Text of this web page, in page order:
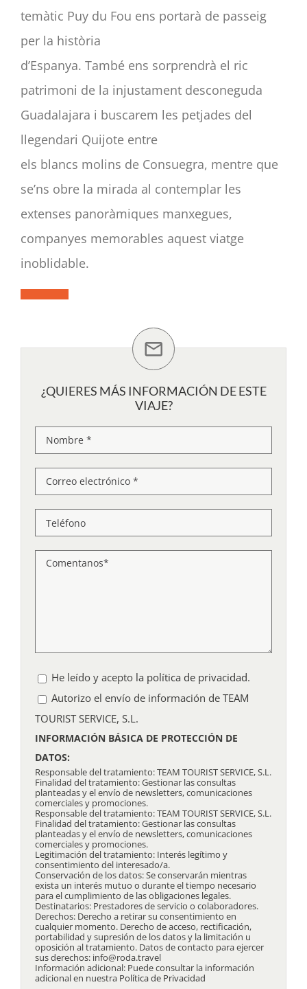
temàtic Puy du Fou ens portarà de passeig
per la història
d’Espanya. També ens sorprendrà el ric
patrimoni de la injustament desconeguda
Guadalajara i buscarem les petjades del
llegendari Quijote entre
els blancs molins de Consuegra, mentre que
se’ns obre la mirada al contemplar les
extenses panoràmiques manxegues,
companyes memorables aquest viatge
inoblidable.
¿QUIERES MÁS INFORMACIÓN DE ESTE
VIAJE?
He leído y acepto la política de privacidad.
Autorizo el envío de información de TEAM
TOURIST SERVICE, S.L.
INFORMACIÓN BÁSICA DE PROTECCIÓN DE
DATOS:
Responsable del tratamiento: TEAM TOURIST SERVICE, S.L.
Finalidad del tratamiento: Gestionar las consultas
planteadas y el envío de newsletters, comunicaciones
comerciales y promociones.
Responsable del tratamiento: TEAM TOURIST SERVICE, S.L.
Finalidad del tratamiento: Gestionar las consultas
planteadas y el envío de newsletters, comunicaciones
comerciales y promociones.
Legitimación del tratamiento: Interés legítimo y
consentimiento del interesado/a.
Conservación de los datos: Se conservarán mientras
exista un interés mutuo o durante el tiempo necesario
para el cumplimiento de las obligaciones legales.
Destinatarios: Prestadores de servicio o colaboradores.
Derechos: Derecho a retirar su consentimiento en
cualquier momento. Derecho de acceso, rectificación,
portabilidad y supresión de los datos y la limitación u
oposición al tratamiento. Datos de contacto para ejercer
sus derechos: info@roda.travel
Información adicional: Puede consultar la información
adicional en nuestra Política de Privacidad